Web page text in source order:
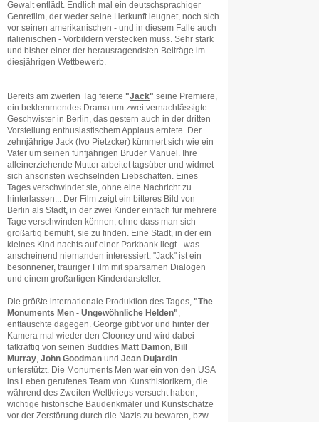
Gewalt entlädt. Endlich mal ein deutschsprachiger
Genrefilm, der weder seine Herkunft leugnet, noch sich
vor seinen amerikanischen - und in diesem Falle auch
italienischen - Vorbildern verstecken muss. Sehr stark
und bisher einer der herausragendsten Beiträge im
diesjährigen Wettbewerb.
Bereits am zweiten Tag feierte "Jack" seine Premiere,
ein beklemmendes Drama um zwei vernachlässigte
Geschwister in Berlin, das gestern auch in der dritten
Vorstellung enthusiastischem Applaus erntete. Der
zehnjährige Jack (Ivo Pietzcker) kümmert sich wie ein
Vater um seinen fünfjährigen Bruder Manuel. Ihre
alleinerziehende Mutter arbeitet tagsüber und widmet
sich ansonsten wechselnden Liebschaften. Eines
Tages verschwindet sie, ohne eine Nachricht zu
hinterlassen... Der Film zeigt ein bitteres Bild von
Berlin als Stadt, in der zwei Kinder einfach für mehrere
Tage verschwinden können, ohne dass man sich
großartig bemüht, sie zu finden. Eine Stadt, in der ein
kleines Kind nachts auf einer Parkbank liegt - was
anscheinend niemanden interessiert. "Jack" ist ein
besonnener, trauriger Film mit sparsamen Dialogen
und einem großartigen Kinderdarsteller.
Die größte internationale Produktion des Tages, "The
Monuments Men - Ungewöhnliche Helden"
enttäuschte dagegen. George gibt vor und hinter der
Kamera mal wieder den Clooney und wird dabei
tatkräftig von seinen Buddies Matt Damon
Bill
Murray John Goodman und Jean Dujardin
unterstützt. Die Monuments Men war ein von den USA
ins Leben gerufenes Team von Kunsthistorikern, die
während des Zweiten Weltkriegs versucht haben,
wichtige historische Baudenkmäler und Kunstschätze
vor der Zerstörung durch die Nazis zu bewaren, bzw.